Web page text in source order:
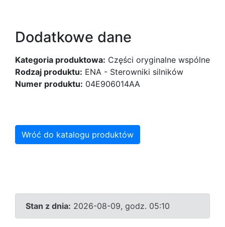
Dodatkowe dane
Kategoria produktowa: Części oryginalne wspólne
Rodzaj produktu: ENA - Sterowniki silników
Numer produktu: 04E906014AA
Wróć do katalogu produktów
Stan z dnia: 2026-08-09, godz. 05:10